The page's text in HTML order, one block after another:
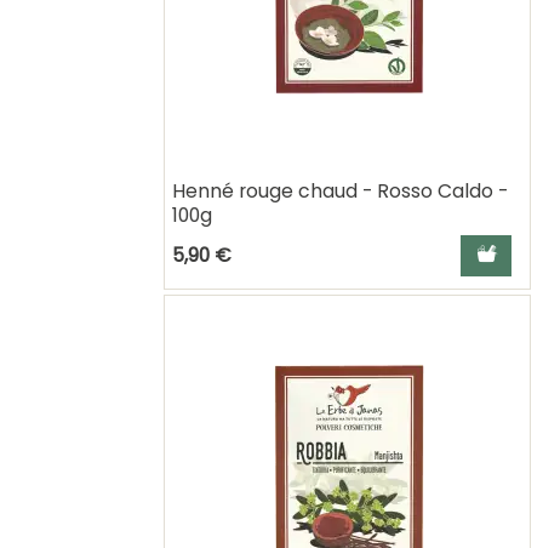
Henné rouge chaud - Rosso Caldo -
100g
5,90 €
Ajouter